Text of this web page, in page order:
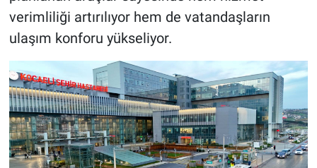
verimliliği artırılıyor hem de vatandaşların
ulaşım konforu yükseliyor.